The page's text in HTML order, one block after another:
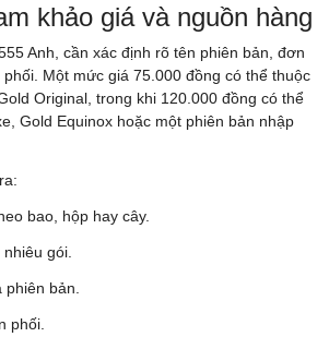
khảo giá và nguồn hàng
Anh, cần xác định rõ tên phiên bản, đơn
Một mức giá 75.000 đồng có thể thuộc
Original, trong khi 120.000 đồng có thể
Gold Equinox hoặc một phiên bản nhập
bao, hộp hay cây.
gói.
bản.
phối.